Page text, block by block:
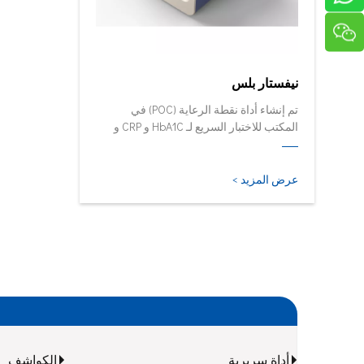
نيفستار بلس
تم إنشاء أداة نقطة الرعاية (POC) في
المكتب للاختبار السريع لـ HbA1C و CRP و
mALB و SAA.
عرض المزيد >
أداة سريرية الكواشف